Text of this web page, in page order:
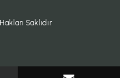
Saklıdır